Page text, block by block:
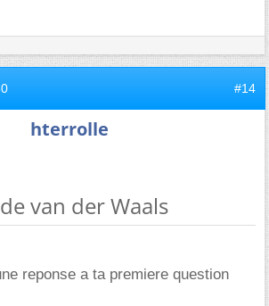
#14
hterrolle
van der Waals
reponse a ta premiere question